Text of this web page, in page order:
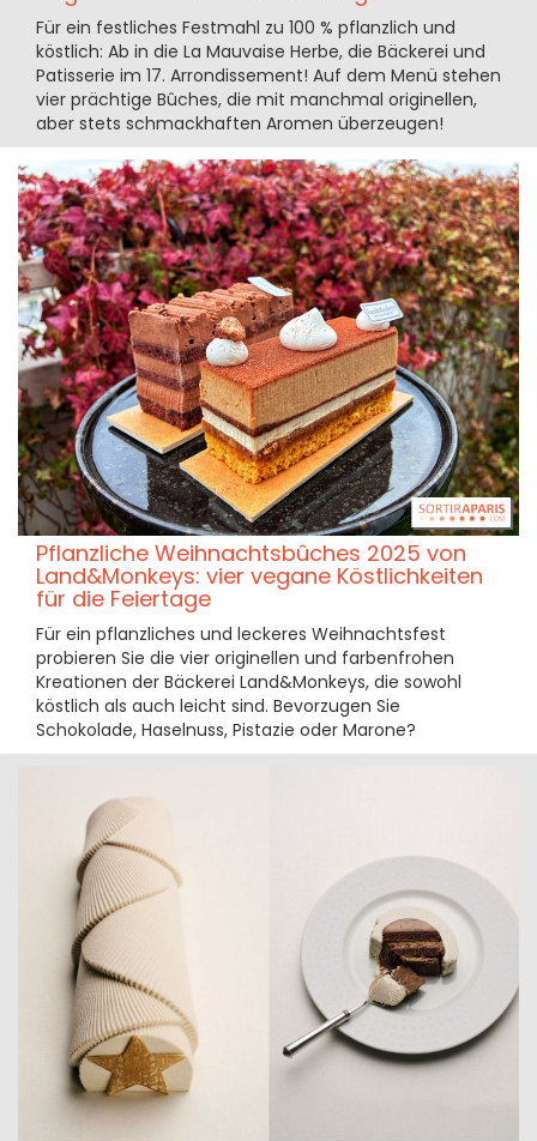
Für ein festliches Festmahl zu 100 % pflanzlich und
köstlich: Ab in die La Mauvaise Herbe, die Bäckerei und
Patisserie im 17. Arrondissement! Auf dem Menü stehen
vier prächtige Bûches, die mit manchmal originellen,
aber stets schmackhaften Aromen überzeugen!
Pflanzliche Weihnachtsbûches 2025 von
Land&Monkeys: vier vegane Köstlichkeiten
für die Feiertage
Für ein pflanzliches und leckeres Weihnachtsfest
probieren Sie die vier originellen und farbenfrohen
Kreationen der Bäckerei Land&Monkeys, die sowohl
köstlich als auch leicht sind. Bevorzugen Sie
Schokolade, Haselnuss, Pistazie oder Marone?